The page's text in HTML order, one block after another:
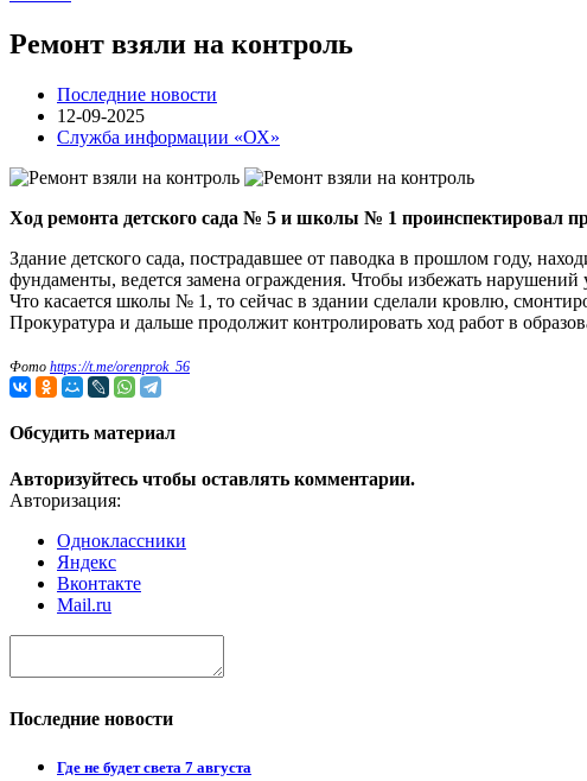
Ремонт взяли на контроль
Последние новости
12-09-2025
Служба информации «ОХ»
Ход ремонта детского сада № 5 и школы № 1 проинспектировал
Здание детского сада, пострадавшее от паводка в прошлом году,
фундаменты, ведется замена ограждения. Чтобы избежать
Что касается школы № 1, то сейчас в здании сделали кровлю,
Прокуратура и дальше продолжит контролировать ход работ в
Фото https://t.me/orenprok_56
Обсудить материал
Авторизуйтесь чтобы оставлять комментарии.
Авторизация:
Одноклассники
Яндекс
Вконтакте
Mail.ru
Последние новости
Где не будет света 7 августа